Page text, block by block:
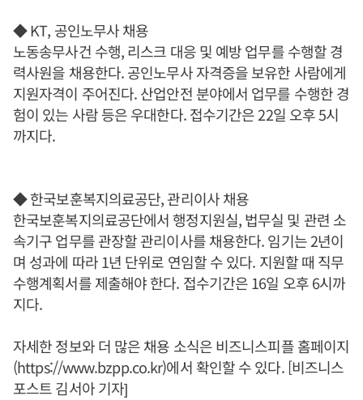
◆ KT, 공인노무사 채용
노동송무사건 수행, 리스크 대응 및 예방 업무를 수행할 경
력사원을 채용한다. 공인노무사 자격증을 보유한 사람에게
지원자격이 주어진다. 산업안전 분야에서 업무를 수행한 경
험이 있는 사람 등은 우대한다. 접수기간은 22일 오후 5시
까지다.
◆ 한국보훈복지의료공단, 관리이사 채용
한국보훈복지의료공단에서 행정지원실, 법무실 및 관련 소
속기구 업무를 관장할 관리이사를 채용한다. 임기는 2년이
며 성과에 따라 1년 단위로 연임할 수 있다. 지원할 때 직무
수행계획서를 제출해야 한다. 접수기간은 16일 오후 6시까
지다.
자세한 정보와 더 많은 채용 소식은 비즈니스피플 홈페이지
(https://www.bzpp.co.kr)에서 확인할 수 있다. [비즈니스
포스트 김서아 기자]